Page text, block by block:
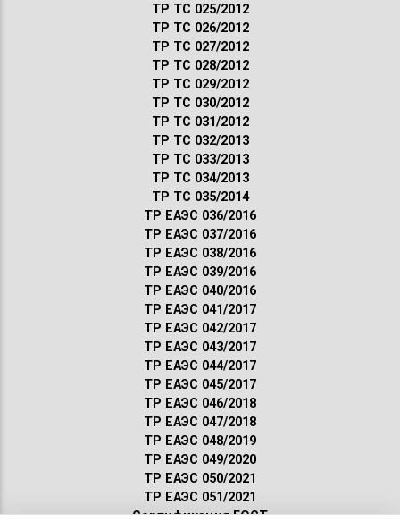
ТР ТС 025/2012
ТР ТС 026/2012
ТР ТС 027/2012
ТР ТС 028/2012
ТР ТС 029/2012
ТР ТС 030/2012
ТР ТС 031/2012
ТР ТС 032/2013
ТР ТС 033/2013
ТР ТС 034/2013
ТР ТС 035/2014
ТР ЕАЭС 036/2016
ТР ЕАЭС 037/2016
ТР ЕАЭС 038/2016
ТР ЕАЭС 039/2016
ТР ЕАЭС 040/2016
ТР ЕАЭС 041/2017
ТР ЕАЭС 042/2017
ТР ЕАЭС 043/2017
ТР ЕАЭС 044/2017
ТР ЕАЭС 045/2017
ТР ЕАЭС 046/2018
ТР ЕАЭС 047/2018
ТР ЕАЭС 048/2019
ТР ЕАЭС 049/2020
ТР ЕАЭС 050/2021
ТР ЕАЭС 051/2021
Сертификация ГОСТ